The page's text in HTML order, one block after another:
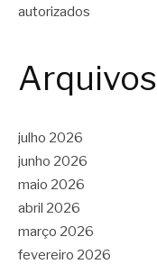
autorizados
Arquivos
julho 2026
junho 2026
maio 2026
abril 2026
março 2026
fevereiro 2026